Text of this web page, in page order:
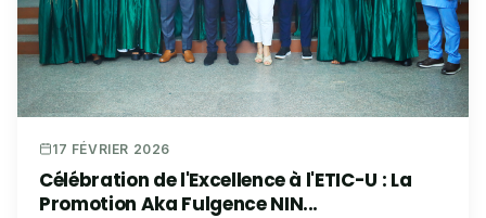
17 FÉVRIER 2026
Célébration de l'Excellence à l'ETIC-U : La
Promotion Aka Fulgence NIN...